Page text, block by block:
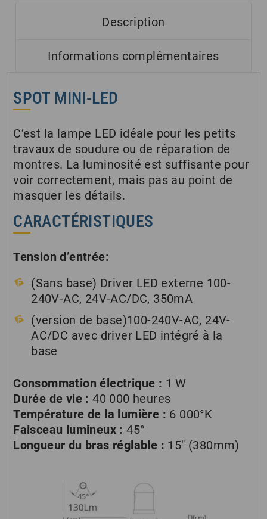
Description
Informations complémentaires
SPOT MINI-LED
C’est la lampe LED idéale pour les petits
travaux de soudure ou de réparation de
montres. La luminosité est suffisante pour
voir correctement, mais pas au point de
masquer les détails.
CARACTÉRISTIQUES
Tension d’entrée:
(Sans base) Driver LED externe 100-
240V-AC, 24V-AC/DC, 350mA
(version de base)100-240V-AC, 24V-
AC/DC avec driver LED intégré à la
base
Consommation électrique : 1 W
Durée de vie : 40 000 heures
Température de la lumière : 6 000°K
Faisceau lumineux : 45°
Longueur du bras réglable : 15″ (380mm)